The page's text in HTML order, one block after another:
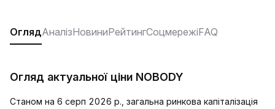
ОглядАналізНовиниРейтингСоцмережіFAQ
Огляд актуальної ціни NOBODY
Станом на 6 серп 2026 р., загальна ринкова капіталізація